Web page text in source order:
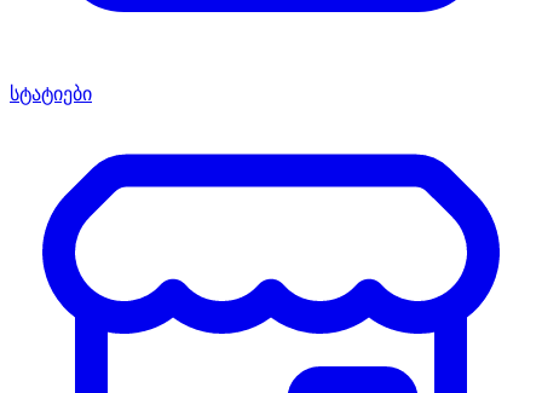
სტატიები